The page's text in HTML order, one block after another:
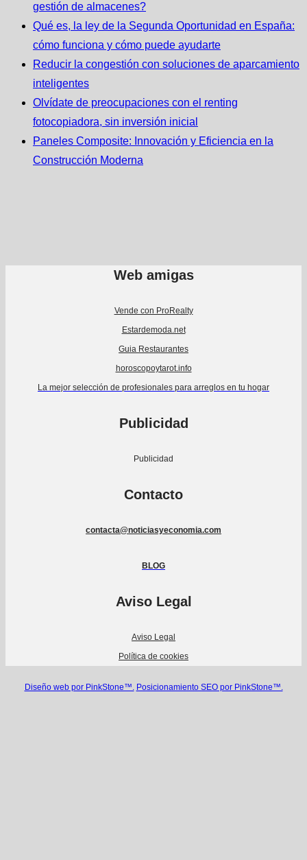
gestión de almacenes?
Qué es, la ley de la Segunda Oportunidad en España:
cómo funciona y cómo puede ayudarte
Reducir la congestión con soluciones de aparcamiento
inteligentes
Olvídate de preocupaciones con el renting
fotocopiadora, sin inversión inicial
Paneles Composite: Innovación y Eficiencia en la
Construcción Moderna
Web amigas
Vende con ProRealty
Estardemoda.net
Guia Restaurantes
horoscopoytarot.info
La mejor selección de profesionales para arreglos en tu hogar
Publicidad
Publicidad
Contacto
contacta@noticiasyeconomia.com
BLOG
Aviso Legal
Aviso Legal
Política de cookies
Diseño web por PinkStone™. Posicionamiento SEO por PinkStone™.